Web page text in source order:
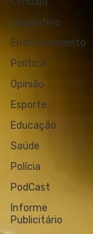
Legislativo
Entretenimento
Política
Opinião
Esporte
Educação
Saúde
Polícia
PodCast
Informe
Publicitário